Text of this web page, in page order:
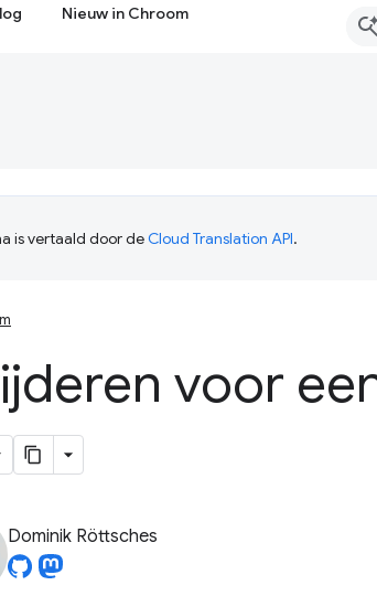
Nieuw in Chroom
is vertaald door deCloud Translation API.
voor
Dominik Röttsches